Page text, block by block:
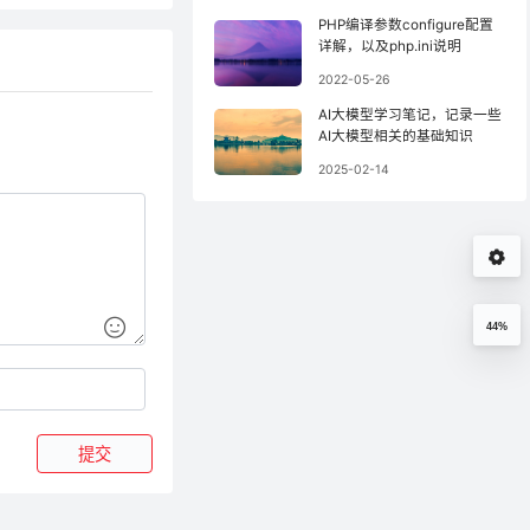
提交
PHP编译参数configure配置
详解，以及php.ini说明
2022-05-26
AI大模型学习笔记，记录一些
AI大模型相关的基础知识
2025-02-14
44%